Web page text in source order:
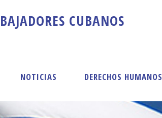
BAJADORES CUBANOS
NOTICIAS DERECHOS HUMANOS